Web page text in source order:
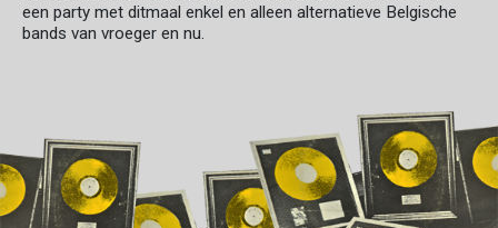
een party met ditmaal enkel en alleen alternatieve Belgische
bands van vroeger en nu.